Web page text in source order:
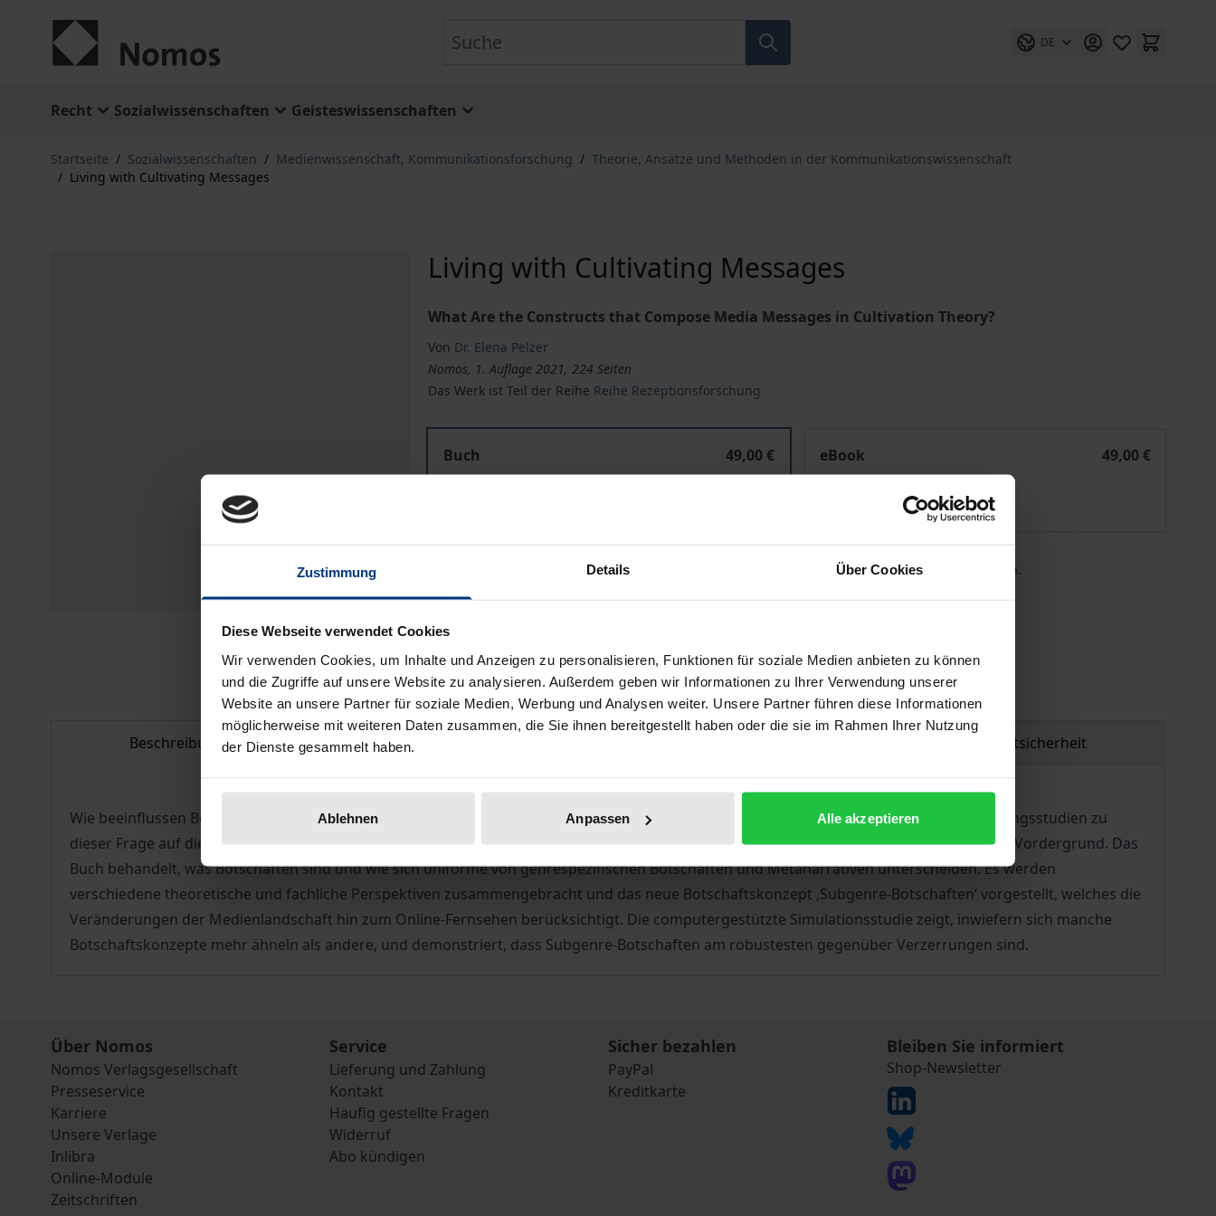
Zustimmung Details Über Cookies
Diese Webseite verwendet Cookies
Wir verwenden Cookies, um Inhalte und Anzeigen zu personalisieren, Funktionen für soziale Medien anbieten zu können
und die Zugriffe auf unsere Website zu analysieren. Außerdem geben wir Informationen zu Ihrer Verwendung unserer
Website an unsere Partner für soziale Medien, Werbung und Analysen weiter. Unsere Partner führen diese Informationen
möglicherweise mit weiteren Daten zusammen, die Sie ihnen bereitgestellt haben oder die sie im Rahmen Ihrer Nutzung
der Dienste gesammelt haben.
Ablehnen Anpassen Alle akzeptieren
DE
Recht Sozialwissenschaften Geisteswissenschaften
Startseite / Sozialwissenschaften / Medienwissenschaft, Kommunikationsforschung / Theorie, Ansätze und Methoden in der Kommunikationswissenschaft
/ Living with Cultivating Messages
Living with Cultivating Messages
What Are the Constructs that Compose Media Messages in Cultivation Theory?
Von Dr. Elena Pelzer
Nomos, 1. Auflage 2021, 224 Seiten
Das Werk ist Teil der Reihe Reihe Rezeptionsforschung
Buch
49,00 €
eBook
49,00 €
Preisangaben inkl. MwSt. Abhängig von der Lieferadresse kann die MwSt. an der Kasse variieren.
Hinweise zu Versandkosten
Beschreibung Bibliografische Angaben Produktsicherheit
Wie beeinflussen Botschaften aus dem Fernsehen unsere Wahrnehmung über die soziale Realität? Meistens konzentrieren sich Kultivierungsstudien zu
dieser Frage auf die Medieneffekte. Doch das vorliegende Buch wählt einen neuen Ansatz und stellt die kultivierenden Botschaften in den Vordergrund. Das
Buch behandelt, was Botschaften sind und wie sich uniforme von genrespezifischen Botschaften und Metanarrativen unterscheiden. Es werden
verschiedene theoretische und fachliche Perspektiven zusammengebracht und das neue Botschaftskonzept ‚Subgenre-Botschaften‘ vorgestellt, welches die
Veränderungen der Medienlandschaft hin zum Online-Fernsehen berücksichtigt. Die computergestützte Simulationsstudie zeigt, inwiefern sich manche
Botschaftskonzepte mehr ähneln als andere, und demonstriert, dass Subgenre-Botschaften am robustesten gegenüber Verzerrungen sind.
Über Nomos
Nomos Verlagsgesellschaft
Presseservice
Karriere
Unsere Verlage
Inlibra
Online-Module
Zeitschriften
Service
Lieferung und Zahlung
Kontakt
Häufig gestellte Fragen
Widerruf
Abo kündigen
Sicher bezahlen
PayPal
Kreditkarte
Bleiben Sie informiert
Shop-Newsletter